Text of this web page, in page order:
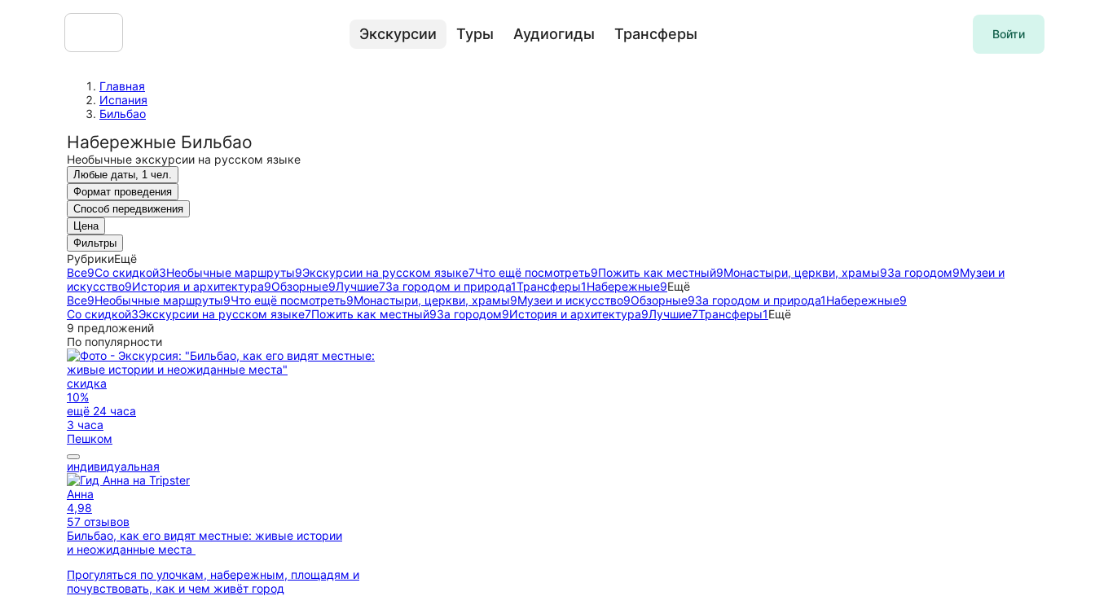
Экскурсии Туры Аудиогиды Трансферы Войти
Главная
Испания
Бильбао
Набережные Бильбао
Необычные экскурсии на русском языке
Любые даты, 1 чел.
Формат проведения
Способ передвижения
Цена
Фильтры
РубрикиЕщё
Все9Со скидкой3Необычные маршруты9Экскурсии на русском языке7Что ещё посмотреть9Пожить как местный9Монастыри, церкви, храмы9За городом9Музеи и
искусство9История и архитектура9Обзорные9Лучшие7За городом и природа1Трансферы1Набережные9Ещё
Все9Необычные маршруты9Что ещё посмотреть9Монастыри, церкви, храмы9Музеи и искусство9Обзорные9За городом и природа1Набережные9
Со скидкой3Экскурсии на русском языке7Пожить как местный9За городом9История и архитектура9Лучшие7Трансферы1Ещё
9 предложений
По популярности
скидка
10%
ещё 24 часа
3 часа
Пешком
индивидуальная
Анна
4,98
57 отзывов
Бильбао, как его видят местные: живые истории
и неожиданные места
Прогуляться по улочкам, набережным, площадям и
почувствовать, как и чем живёт город